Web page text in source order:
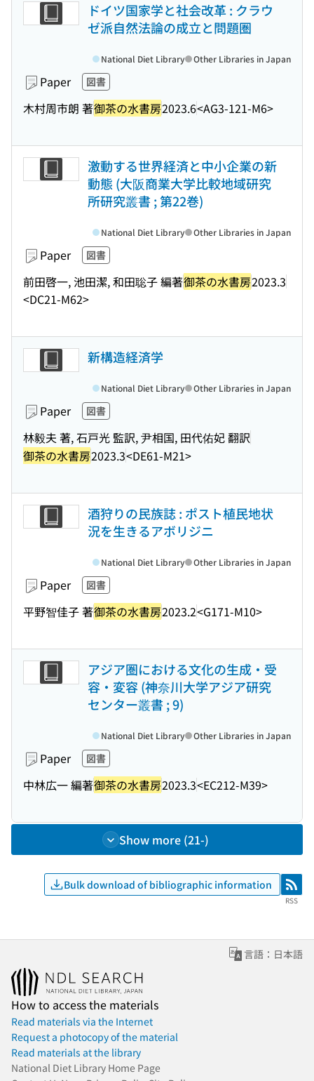
ドイツ国家学と社会改革 : クラウ
ゼ派自然法論の成立と問題圏
Paper 図書
木村周市朗 著御茶の水書房2023.6<AG3-121-M6>
National Diet Library Other Libraries in Japan
激動する世界経済と中小企業の新
動態 (大阪商業大学比較地域研究
所研究叢書 ; 第22巻)
Paper 図書
前田啓一, 池田潔, 和田聡子 編著御茶の水書房2023.3
<DC21-M62>
National Diet Library Other Libraries in Japan
新構造経済学
Paper 図書
林毅夫 著, 石戸光 監訳, 尹相国, 田代佑妃 翻訳
御茶の水書房2023.3<DE61-M21>
National Diet Library Other Libraries in Japan
酒狩りの民族誌 : ポスト植民地状
況を生きるアボリジニ
Paper 図書
平野智佳子 著御茶の水書房2023.2<G171-M10>
National Diet Library Other Libraries in Japan
アジア圏における文化の生成・受
容・変容 (神奈川大学アジア研究
センター叢書 ; 9)
Paper 図書
中林広一 編著御茶の水書房2023.3<EC212-M39>
National Diet Library Other Libraries in Japan
Show more (21-)
Bulk download of bibliographic information RSS
RSS
言語：日本語
How to access the materials
Read materials via the Internet
Request a photocopy of the material
Read materials at the library
National Diet Library Home Page